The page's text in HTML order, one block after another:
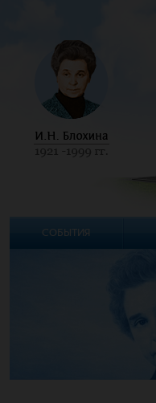
СОБЫТИЯ